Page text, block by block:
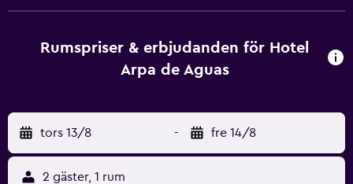
Rumspriser & erbjudanden för Hotel
Arpa de Aguas
tors 13/8 - fre 14/8
2 gäster, 1 rum